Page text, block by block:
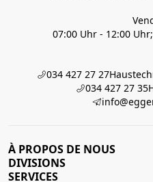
07:00 Uhr - 12:00
034 427 27 27
034 427 27 35
À PROPOS DE NOUS
DIVISIONS
SERVICES